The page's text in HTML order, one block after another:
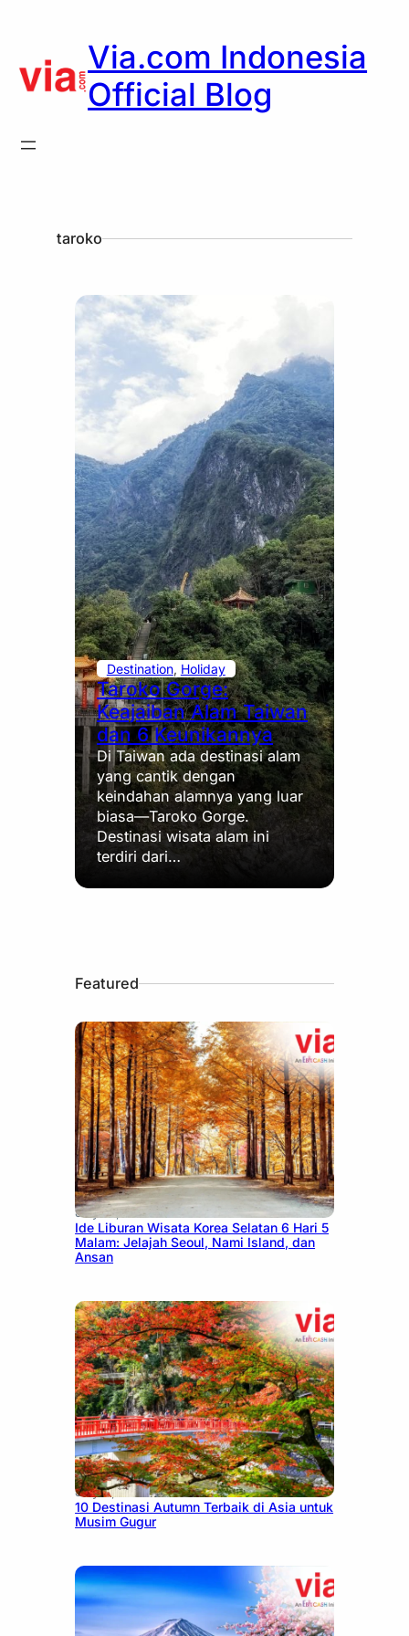
Via.com Indonesia
Official Blog
taroko
Destination, Holiday
Taroko Gorge:
Keajaiban Alam Taiwan
dan 6 Keunikannya
Di Taiwan ada destinasi alam
yang cantik dengan
keindahan alamnya yang luar
biasa—Taroko Gorge.
Destinasi wisata alam ini
terdiri dari…
Featured
July 15, 2026
Ide Liburan Wisata Korea Selatan 6 Hari 5
Malam: Jelajah Seoul, Nami Island, dan
Ansan
July 9, 2026
10 Destinasi Autumn Terbaik di Asia untuk
Musim Gugur